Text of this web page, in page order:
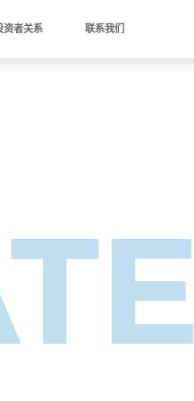
资者关系 联系我们